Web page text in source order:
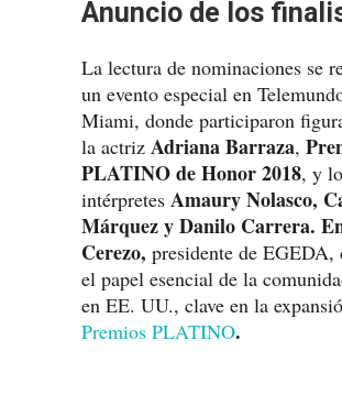
Anuncio de los
La lectura de nominaciones se
un evento especial en
Miami, donde participaron
la actriz Adriana Barraza,
PLATINO de Honor 2018, y
intérpretes Amaury Nolasco,
Márquez y Danilo Carrera.
Cerezo, presidente de EGEDA,
el papel esencial de la
en EE. UU., clave en la
Premios PLATINO.